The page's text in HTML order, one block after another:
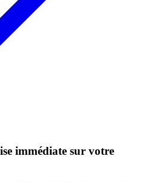
immédiate sur votre